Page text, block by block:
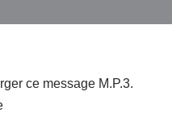
ce message M.P.3.